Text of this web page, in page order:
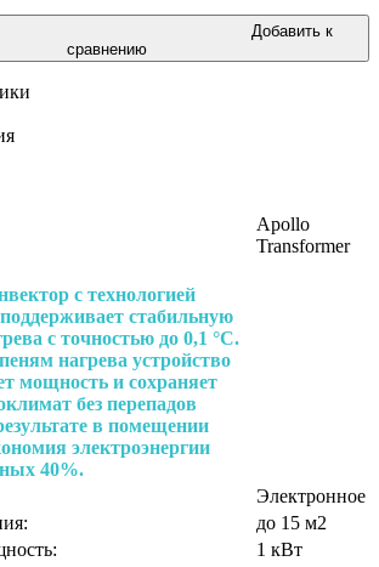
Добавить к
сравнению
Apollo
Transformer
с технологией
стабильную
с точностью до 0,1 °C.
нагрева устройство
мощность и сохраняет
без перепадов
в помещении
электроэнергии
40%.
Электронное
до 15 м2
1 кВт